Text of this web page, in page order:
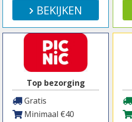
BEKIJKEN
Top bezorging
Gratis
Minimaal €40